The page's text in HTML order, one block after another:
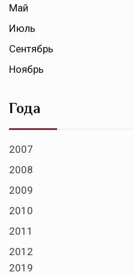
Май
Июль
Сентябрь
Ноябрь
Года
2007
2008
2009
2010
2011
2012
2019